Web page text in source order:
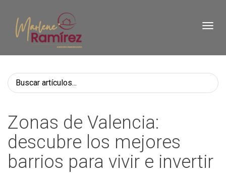
Zonas de Valencia:
descubre los mejores
barrios para vivir e invertir